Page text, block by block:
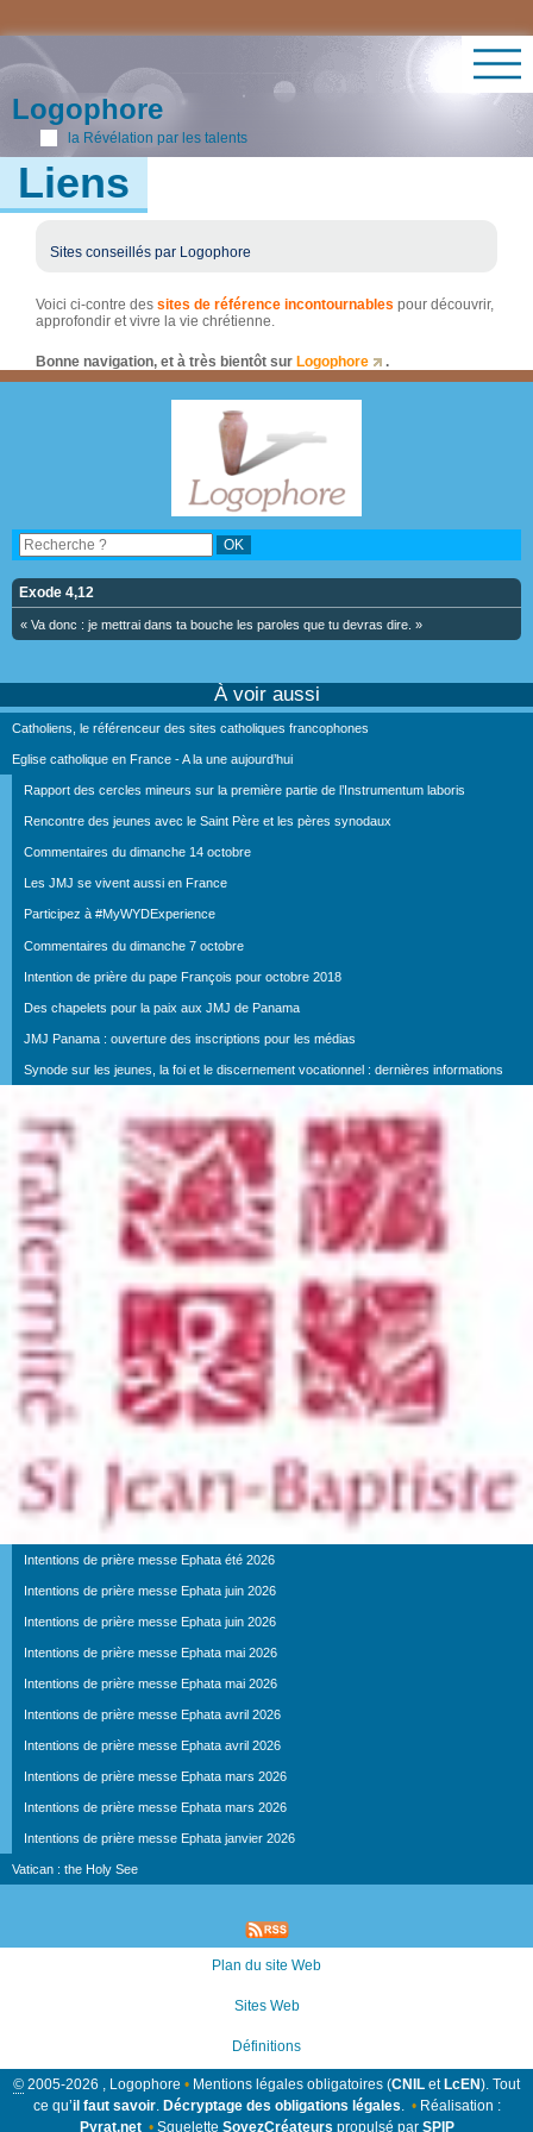
Logophore
la Révélation par les talents
Liens
Sites conseillés par Logophore
Voici ci-contre dessites de référence incontournables pour découvrir,
approfondir et vivre la vie chrétienne.
Bonne navigation, et à très bientôt sur Logophore .
Exode 4,12
« Va donc : je mettrai dans ta bouche les paroles que tu devras dire. »
À voir aussi
Catholiens, le référenceur des sites catholiques francophones
Eglise catholique en France - A la une aujourd’hui
Rapport des cercles mineurs sur la première partie de l’Instrumentum laboris
Rencontre des jeunes avec le Saint Père et les pères synodaux
Commentaires du dimanche 14 octobre
Les JMJ se vivent aussi en France
Participez à #MyWYDExperience
Commentaires du dimanche 7 octobre
Intention de prière du pape François pour octobre 2018
Des chapelets pour la paix aux JMJ de Panama
JMJ Panama : ouverture des inscriptions pour les médias
Synode sur les jeunes, la foi et le discernement vocationnel : dernières informations
Intentions de prière messe Ephata été 2026
Intentions de prière messe Ephata juin 2026
Intentions de prière messe Ephata juin 2026
Intentions de prière messe Ephata mai 2026
Intentions de prière messe Ephata mai 2026
Intentions de prière messe Ephata avril 2026
Intentions de prière messe Ephata avril 2026
Intentions de prière messe Ephata mars 2026
Intentions de prière messe Ephata mars 2026
Intentions de prière messe Ephata janvier 2026
Vatican : the Holy See
Plan du site Web
Sites Web
Définitions
© 2005-2026 , Logophore • Mentions légales obligatoires (CNIL etLcEN). Tout
ce qu’il faut savoir. Décryptage des obligations légales • Réalisation :
Pyrat.net •Squelette SoyezCréateurs propulsé par SPIP